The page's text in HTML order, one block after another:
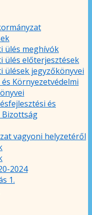
ülés meghívók
ülés előterjesztések
ülések jegyzőkönyvei
Környezetvédelmi
és
Bizottság
vagyoni helyzetéről
2024
1.